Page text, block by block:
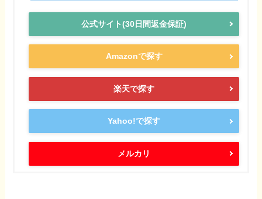
公式サイト(30日間返金保証)
Amazonで探す
楽天で探す
Yahoo!で探す
メルカリ